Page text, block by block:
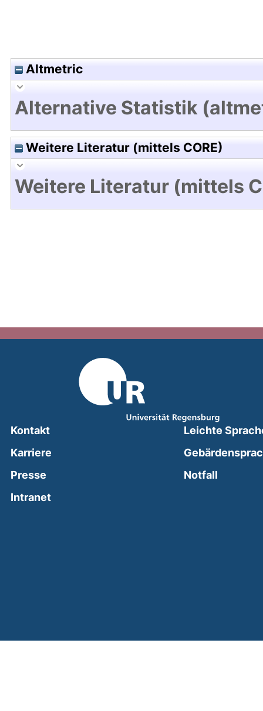
Altmetric
Alternative Statistik
Weitere Literatur (mittels CORE)
Weitere Literatur (mittels
Kontakt
Karriere
Presse
Intranet(external link, opens in a new window)
Leichte
Notfall